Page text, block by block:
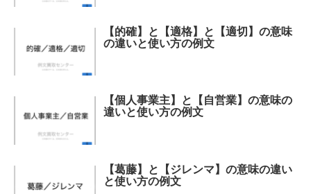
【的確】と【適格】と【適切】の意味
の違いと使い方の例文
【個人事業主】と【自営業】の意味の
違いと使い方の例文
【葛藤】と【ジレンマ】の意味の違い
と使い方の例文